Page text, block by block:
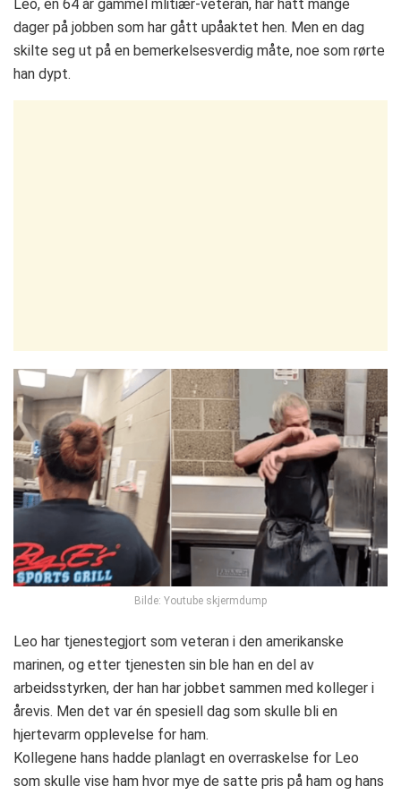
Leo, en 64 år gammel mlitiær-veteran, har hatt mange
dager på jobben som har gått upåaktet hen. Men en dag
skilte seg ut på en bemerkelsesverdig måte, noe som rørte
han dypt.
Bilde: Youtube skjermdump
Leo har tjenestegjort som veteran i den amerikanske
marinen, og etter tjenesten sin ble han en del av
arbeidsstyrken, der han har jobbet sammen med kolleger i
årevis. Men det var én spesiell dag som skulle bli en
hjertevarm opplevelse for ham.
Kollegene hans hadde planlagt en overraskelse for Leo
som skulle vise ham hvor mye de satte pris på ham og hans